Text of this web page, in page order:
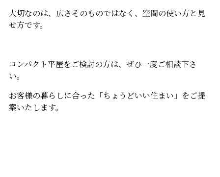
大切なのは、広さそのものではなく、空間の使い方と見
せ方です。
コンパクト平屋をご検討の方は、ぜひ一度ご相談下さ
い。
お客様の暮らしに合った「ちょうどいい住まい」をご提
案いたします。